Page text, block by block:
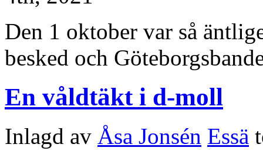
Den 1 oktober var så
besked och
En våldtäkt i d-moll
Inlagd av Åsa Jonsén Essä